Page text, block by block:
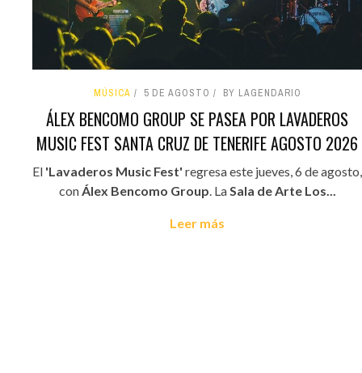
MÚSICA 5 DE AGOSTO BY LAGENDARIO
ÁLEX BENCOMO GROUP SE PASEA POR LAVADEROS
MUSIC FEST SANTA CRUZ DE TENERIFE AGOSTO 2026
El 'Lavaderos Music Fest' regresa este jueves, 6 de agosto,
conÁlex Bencomo Group. LaSala de Arte Los...
Leer más